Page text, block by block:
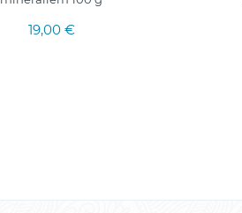
19,00 €